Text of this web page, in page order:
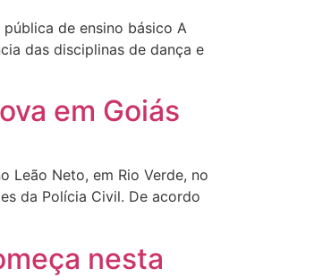
de ensino básico A
das disciplinas de dança e
em Goiás
Leão Neto, em Rio Verde, no
da Polícia Civil. De acordo
nesta